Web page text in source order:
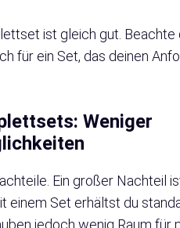
ist gleich gut. Beachte
für ein Set, das deinen
Weniger
Ein großer Nachteil
einem Set erhältst du
jedoch wenig Raum für